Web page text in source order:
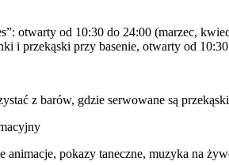
otwarty od 10:30 do 24:00 (marzec,
i przekąski przy basenie, otwarty od
z barów, gdzie serwowane są
animacje, pokazy taneczne, muzyka na